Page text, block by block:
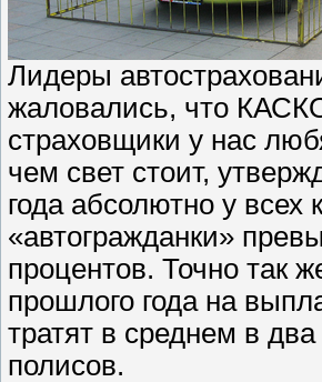
Лидеры
жаловались, что
страховщики у нас
чем свет стоит,
года абсолютно у
«автогражданки»
процентов. Точно так
прошлого года на
тратят в среднем в
полисов.